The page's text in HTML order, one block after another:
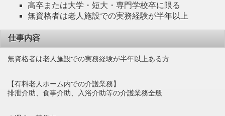
高卒または大学・短大・専門学校卒に限る
無資格者は老人施設での実務経験が半年以上
仕事内容
無資格者は老人施設での実務経験が半年以上ある方
【有料老人ホーム内での介護業務】
排泄介助、食事介助、入浴介助等の介護業務全般